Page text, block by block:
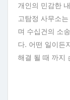
개인의 민감한
고탐정 사무소
며 수십건의 소
다. 어떤 일이든
해결 될 때 까지